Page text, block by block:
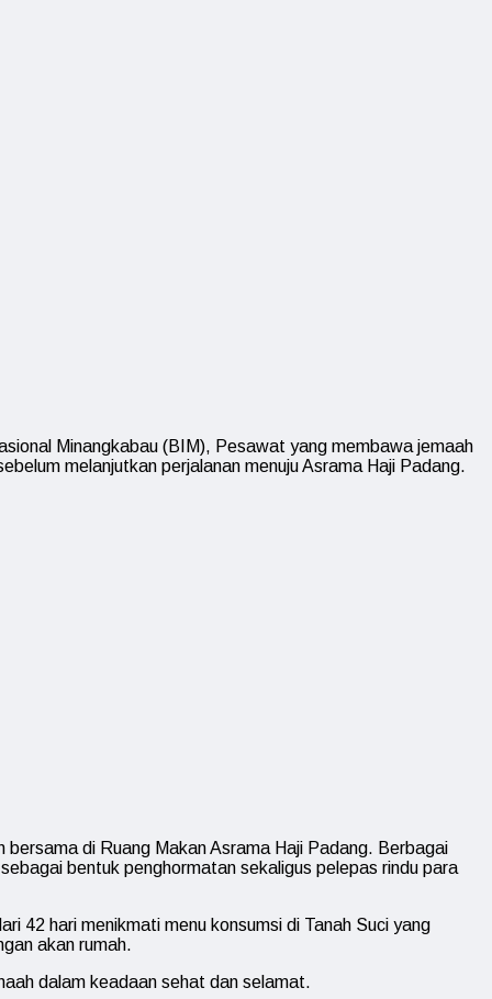
Minangkabau (BIM), Pesawat yang membawa jemaah
melanjutkan perjalanan menuju Asrama Haji Padang.
di Ruang Makan Asrama Haji Padang. Berbagai
bentuk penghormatan sekaligus pelepas rindu para
42 hari menikmati menu konsumsi di Tanah Suci yang
akan rumah.
dalam keadaan sehat dan selamat.